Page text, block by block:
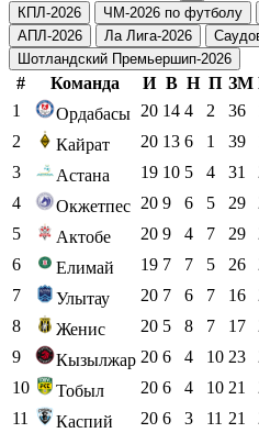
КПЛ-2026
ЧМ-2026 по футболу
АПЛ-2026
Ла Лига-2026
Шотландский Премьершип-2026
# Команда И В Н П ЗМ
1
Ордабасы 20 14 4 2 36
2
Кайрат 20 13 6 1 39
3
Астана 19 10 5 4 31
4
Окжетпес 20 9 6 5 29
5
Актобе 20 9 4 7 29
6
Елимай 19 7 7 5 26
7
Улытау 20 7 6 7 16
8
Женис 20 5 8 7 17
9
Кызылжар 20 6 4 10 23
10
Тобыл 20 6 4 10 21
11
Каспий 20 6 3 11 21